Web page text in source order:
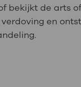
bekijkt de arts
en